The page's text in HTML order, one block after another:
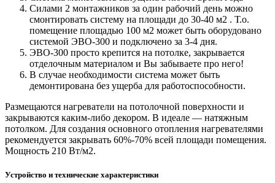
Силами 2 монтажников за один рабочий день можно
смонтировать систему на площади до 30-40 м2 . Т.о.
помещение площадью 100 м2 может быть оборудовано
системой ЭВО-300 и подключено за 3-4 дня.
ЭВО-300 просто крепится на потолке, закрывается
отделочным материалом и Вы забываете про него!
В случае необходимости система может быть
демонтирована без ущерба для работоспособности.
Размещаются нагреватели на потолочной поверхности и
закрываются каким-либо декором. В идеале — натяжным
потолком. Для создания основного отопления нагревателями
рекомендуется закрывать 60%-70% всей площади помещения.
Мощность 210 Вт/м2.
Устройство и технические характеристики